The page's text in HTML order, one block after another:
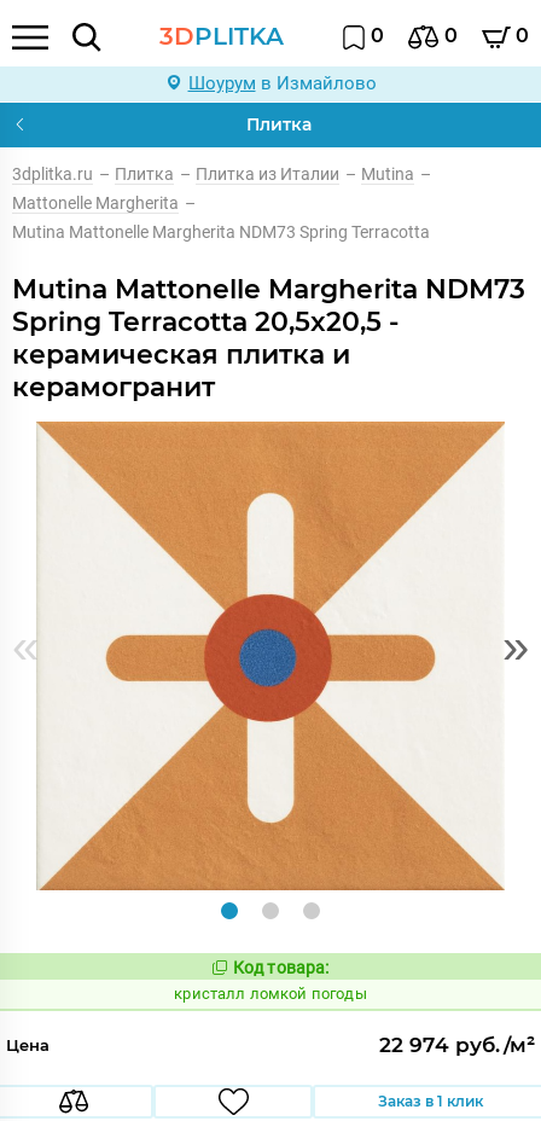
3DPLITKA 0 0 0
Шоурум в Измайлово
Плитка
3dplitka.ru – Плитка – Плитка из Италии – Mutina –
Mattonelle Margherita –
Mutina Mattonelle Margherita NDM73 Spring Terracotta
Mutina Mattonelle Margherita NDM73
Spring Terracotta 20,5x20,5 -
керамическая плитка и
керамогранит
« »
Код:
818571
Код товара:
кристалл ломкой погоды
Цена 22 974 руб./м²
Заказ в 1 клик